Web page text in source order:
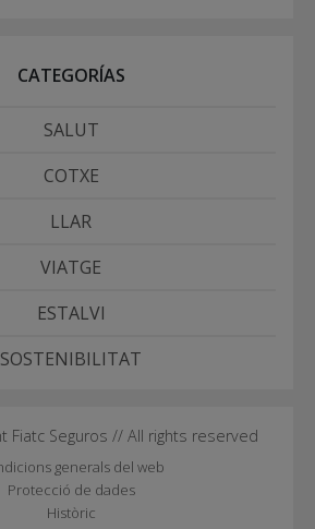
CATEGORÍAS
SALUT
COTXE
LLAR
VIATGE
ESTALVI
SOSTENIBILITAT
Fiatc Seguros // All rights reserved
generals del web
Protecció de dades
Històric